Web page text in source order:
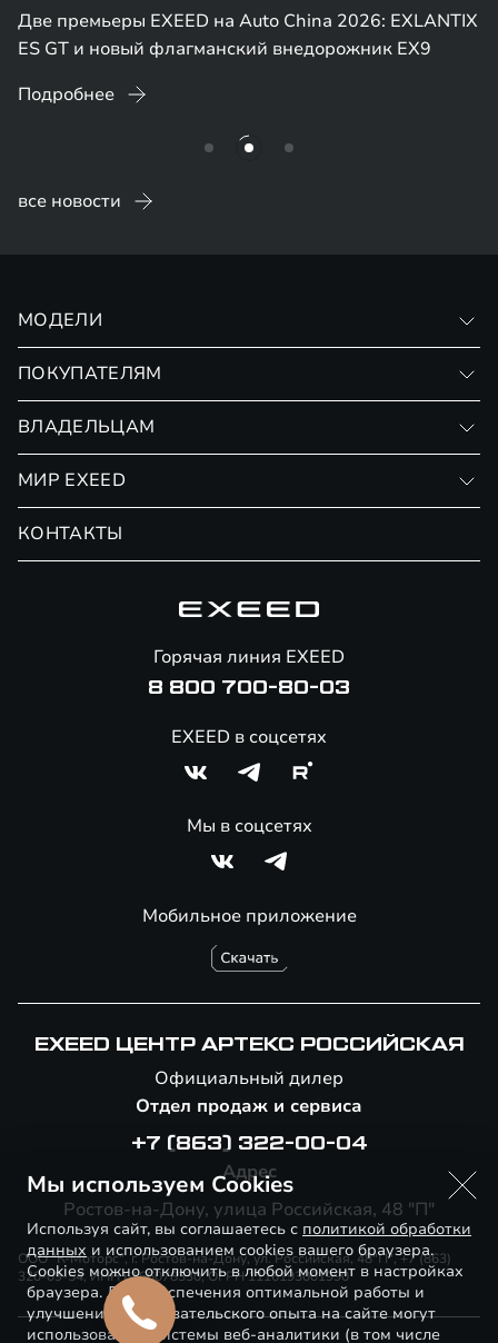
Две премьеры EXEED на Auto China 2026: EXLANTIX
ES GT и новый флагманский внедорожник EX9
Подробнее
все новости
МОДЕЛИ
ПОКУПАТЕЛЯМ
Страхование
ВЛАДЕЛЬЦАМ
Сервис
Помощь на дорогах
Специальные предложения
МИР EXEED
КОНТАКТЫ
Мобильное приложение
Горячая линия EXEED
8 800 700-80-03
EXEED в соцсетях
Мы в соцсетях
EXEED ЦЕНТР АРТЕКС РОССИЙСКАЯ
Официальный дилер
Отдел продаж и сервиса
+7 (863) 322-00-04
Адрес
Ростов-на-Дону, улица Российская, 48 "П"
ООО "К-Моторс", г. Ростов-на-Дону, ул. Российская, 48"П", +7 (863)
320-09-54, ИНН 6166078330, ОГРН 1116193001990
Мы используем Cookies
Используя сайт, вы соглашаетесь с политикой обработки
данных и использованием cookies вашего браузера.
Cookies можно отключить в любой момент в настройках
браузера. Для обеспечения оптимальной работы и
улучшения пользовательского опыта на сайте могут
использоваться системы веб-аналитики (в том числе